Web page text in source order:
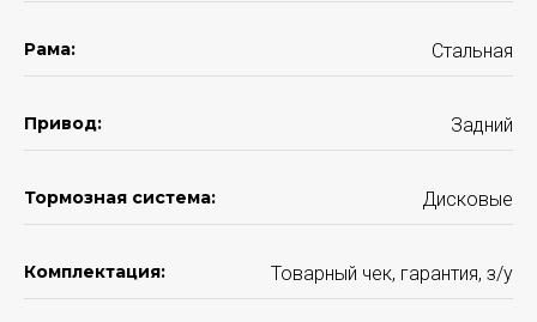
Рама: Стальная
Привод: Задний
Тормозная система: Дисковые
Комплектация: Товарный чек, гарантия, з/у